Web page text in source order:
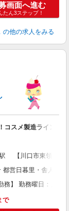
画面へ進む
たん3ステップ！
の他の求人をみる
コスメ製造ラインで
【川口市東領家
営日暮里・舎人ラ
務】 勤務曜日：月
で